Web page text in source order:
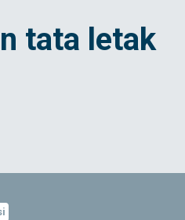
tata letak